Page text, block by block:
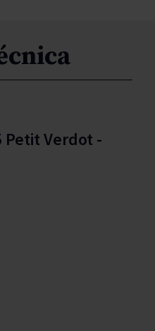
Petit Verdot -